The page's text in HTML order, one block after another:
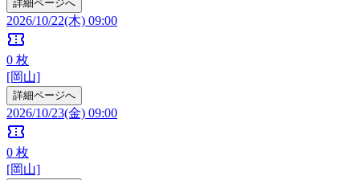
詳細ページへ
2026/10/22(木) 09:00
confirmation_number
0 枚
[岡山]
詳細ページへ
2026/10/23(金) 09:00
confirmation_number
0 枚
[岡山]